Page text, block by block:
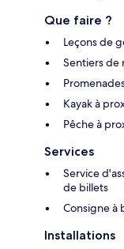
Que faire ?
Leçons de
Sentiers de
Kayak à
Pêche à
Services
Service
de billets
Consigne à
Installations